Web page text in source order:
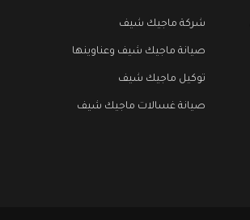
شركة ماجيك شيف
صيانة ماجيك شيف وعناوينها
توكيل ماجيك شيف
صيانة غسالات ماجيك شيف